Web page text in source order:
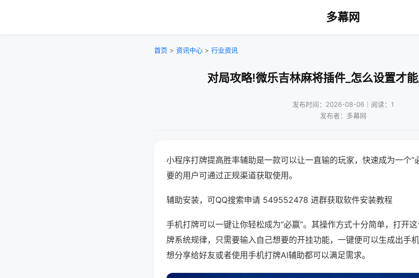
多幕网
首页 > 资讯中心 > 行业资讯
对局攻略!微乐吉林麻将插件_怎么设置才
发布时间：2026-08-06｜阅读：1
发布者：多幕网
小程序打牌提高胜率辅助是一款可以让一直输的玩家，快速成为一个“
要的用户可通过正规渠道获取使用。
辅助安装，可QQ搜索申请 549552478 进群获取软件安装教程
手机打牌可以一键让你轻松成为“必赢”。其操作方式十分简单，打开
牌系统规律，只需要输入自己想要的开挂功能，一键便可以生成出手
想分享给好友或者使用手机打牌AI辅助都可以满足需求。